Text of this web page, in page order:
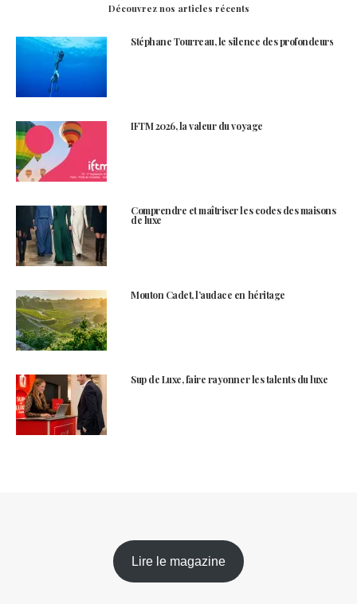
Découvrez nos articles récents
Stéphane Tourreau, le silence des profondeurs
IFTM 2026, la valeur du voyage
Comprendre et maîtriser les codes des maisons
de luxe
Mouton Cadet, l’audace en héritage
Sup de Luxe, faire rayonner les talents du luxe
Lire le magazine